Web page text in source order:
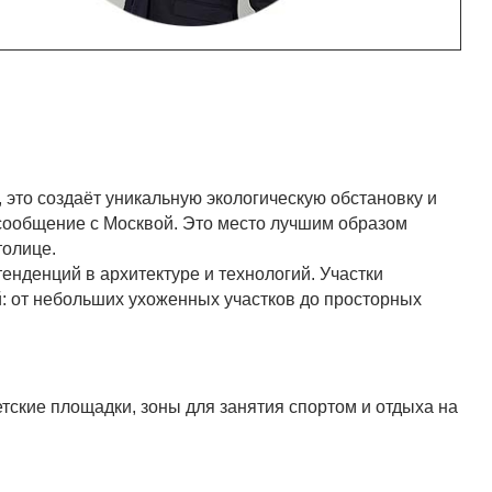
создаёт уникальную экологическую обстановку и
с Москвой. Это место лучшим образом
в архитектуре и технологий. Участки
от небольших ухоженных участков до просторных
площадки, зоны для занятия спортом и отдыха на